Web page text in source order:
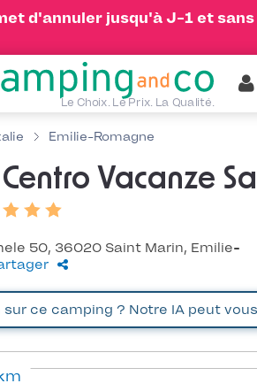
d'annuler jusqu'à J-1 et sans
Le Choix. Le Prix. La Qualité.
Emilie-Romagne
Vacanze
50, 36020 Saint Marin, Emilie-